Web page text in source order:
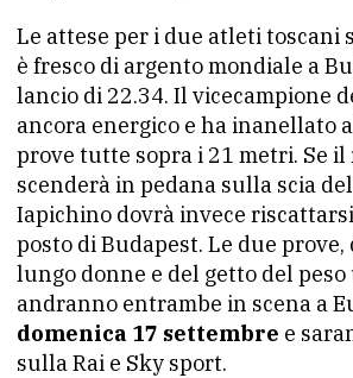
Le attese per i due atleti toscani
è fresco di argento mondiale a
lancio di 22.34. Il vicecampione
ancora energico e ha inanellato
prove tutte sopra i 21 metri. Se il
scenderà in pedana sulla scia
Iapichino dovrà invece
posto di Budapest. Le due
lungo donne e del getto del peso
andranno entrambe in scena a
domenica 17 settembre e
sulla Rai e Sky sport.